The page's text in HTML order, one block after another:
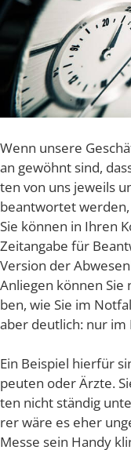
Wenn unse­re
an gewöhnt sind,
ten von uns jeweils
beant­wor­tet
Sie kön­nen in Ihren
Zeit­an­ga­be für
Ver­si­on der
Anlie­gen kön­nen
ben, wie Sie im
aber deut­lich: nur im
Ein Bei­spiel hier­für
peu­ten oder Ärz­te.
ten nicht stän­dig
rer wäre es eher
Mes­se sein Han­dy